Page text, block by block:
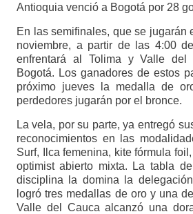
Antioquia venció a Bogotá por 28
En las semifinales, que se jugarán
noviembre, a partir de las 4:00
enfrentará al Tolima y Valle del
Bogotá. Los ganadores de estos
próximo jueves la medalla de
perdedores jugarán por el bronce.
La vela, por su parte, ya entregó
reconocimientos en las
Surf, Ilca femenina, kite fórmula
optimist abierto mixta. La tabla
disciplina la domina la
logró tres medallas de oro y una
Valle del Cauca alcanzó una